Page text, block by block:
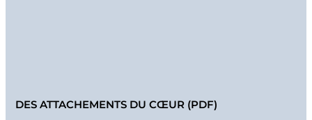
DES ATTACHEMENTS DU CŒUR (PDF)